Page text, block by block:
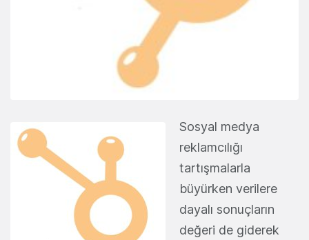
Sosyal medya
reklamcılığı
tartışmalarla
büyürken verilere
dayalı sonuçların
değeri de giderek